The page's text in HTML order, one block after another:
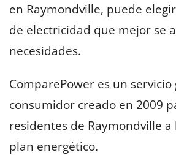
en Raymondville, puede
de electricidad que mejor se
necesidades.
ComparePower es un
consumidor creado en 2009
residentes de Raymondville
plan energético.